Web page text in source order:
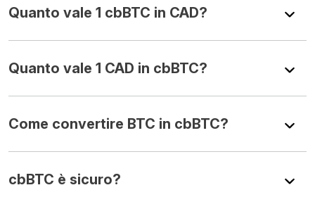
Quanto vale 1 cbBTC in CAD?
Quanto vale 1 CAD in cbBTC?
Come convertire BTC in cbBTC?
cbBTC è sicuro?